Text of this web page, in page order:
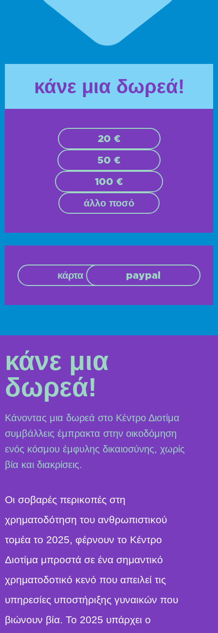
κάνε μια δωρεά!
20 €
50 €
100 €
άλλο ποσό
κάρτα paypal
κάνε μια
δωρεά!
Κάνοντας μια δωρεά στο Κέντρο Διοτίμα
συμβάλλεις έμπρακτα στην οικοδόμηση
ενός κόσμου έμφυλης δικαιοσύνης, χωρίς
βία και διακρίσεις.
Οι σοβαρές περικοπές στη
χρηματοδότηση του ανθρωπιστικού
τομέα το 2025, φέρνουν το Κέντρο
Διοτίμα μπροστά σε ένα σημαντικό
χρηματοδοτικό κενό που απειλεί τις
υπηρεσίες υποστήριξης γυναικών που
βιώνουν βία. Το 2025 υπάρχει ο